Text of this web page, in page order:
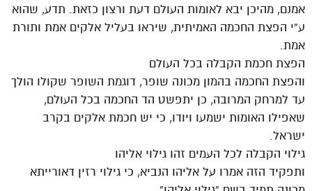
אמנם, מהיכן יבא לאומות העולם דעת ורצון כזאת. תדע, שהוא
ע”י הפצת החכמה האמיתית, שיראו בעליל אלקים אמת ותורת
אמת.
הפצת חכמת הקבלה בכל העולם
והפצת החכמה בהמון מכונה שופר, דוגמת השופר שקולו הולך
עד למרחק המרובה, כן יתפשט הד החכמה בכל העולם,
שאפילו האומות ישמעו ויודו, כי יש חכמת אלקים בקרב
ישראל.
גילוי הקבלה לכל העמים זהו גילוי אליהו
ותפקיד הזה אמרו על אליהו הנביא, כי גילוי רזין דאורייתא